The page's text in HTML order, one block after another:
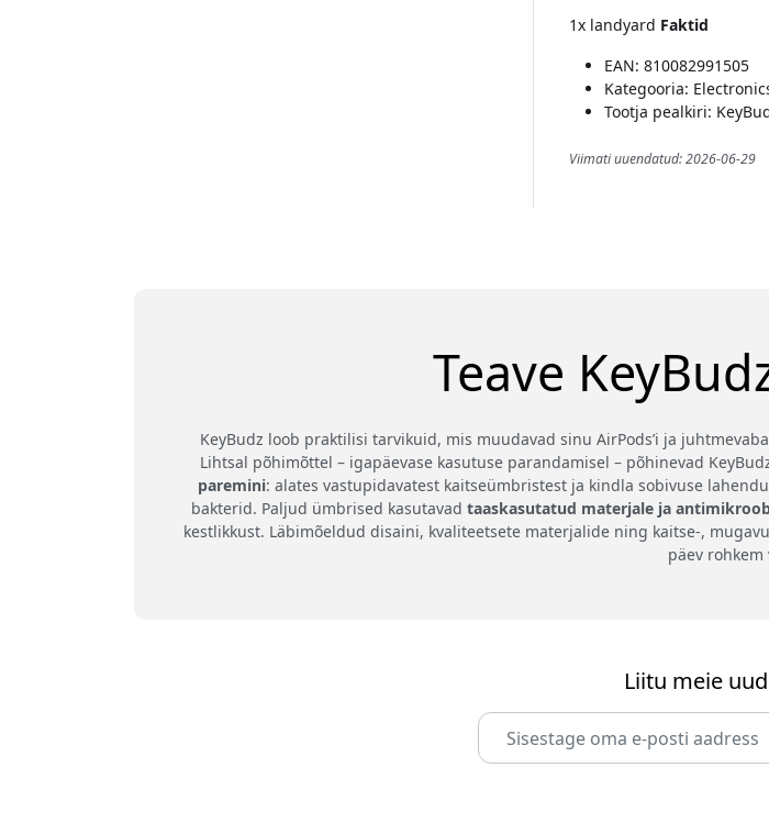
1x landyard Faktid
EAN: 810082991505
Kategooria:
Tootja pealkiri:
Viimati uuendatud: 2026-06-29
Teave
KeyBudz loob praktilisi tarvikuid, mis muudavad sinu AirPods’i ja
Lihtsal põhimõttel – igapäevase kasutuse parandamisel – põhinevad
paremini: alates vastupidavatest kaitseümbristest ja kindla sobivuse
bakterid. Paljud ümbrised kasutavad taaskasutatud materjale ja
kestlikkust. Läbimõeldud disaini, kvaliteetsete materjalide ning kaitse-,
päev rohkem
Liitu meie